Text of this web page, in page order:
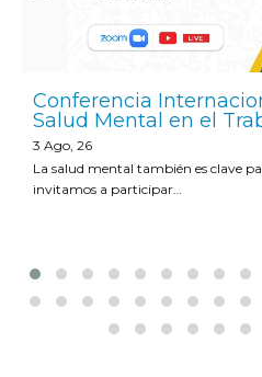
Conferencia
Salud Mental en el
3 Ago, 26
La salud mental también es clave
invitamos a participar…